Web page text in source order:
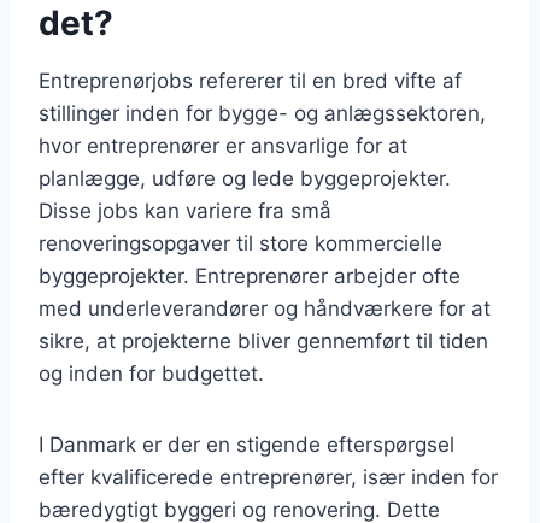
det?
Entreprenørjobs refererer til en bred vifte af
stillinger inden for bygge- og anlægssektoren,
hvor entreprenører er ansvarlige for at
planlægge, udføre og lede byggeprojekter.
Disse jobs kan variere fra små
renoveringsopgaver til store kommercielle
byggeprojekter. Entreprenører arbejder ofte
med underleverandører og håndværkere for at
sikre, at projekterne bliver gennemført til tiden
og inden for budgettet.
I Danmark er der en stigende efterspørgsel
efter kvalificerede entreprenører, især inden for
bæredygtigt byggeri og renovering. Dette